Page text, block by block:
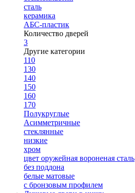
сталь
керамика
АБС-пластик
Количество дверей
3
Другие категории
110
130
140
150
160
170
Полукруглые
Асимметричные
стеклянные
низкие
хром
цвет оружейная вороненая сталь
без поддона
белые матовые
с бронзовым профилем